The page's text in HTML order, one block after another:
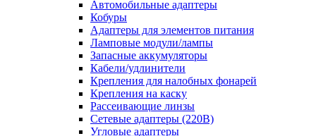
Автомобильные адаптеры
Кобуры
Адаптеры для элементов питания
Ламповые модули/лампы
Запасные аккумуляторы
Кабели/удлинители
Крепления для налобных фонарей
Крепления на каску
Рассеивающие линзы
Сетевые адаптеры (220В)
Угловые адаптеры